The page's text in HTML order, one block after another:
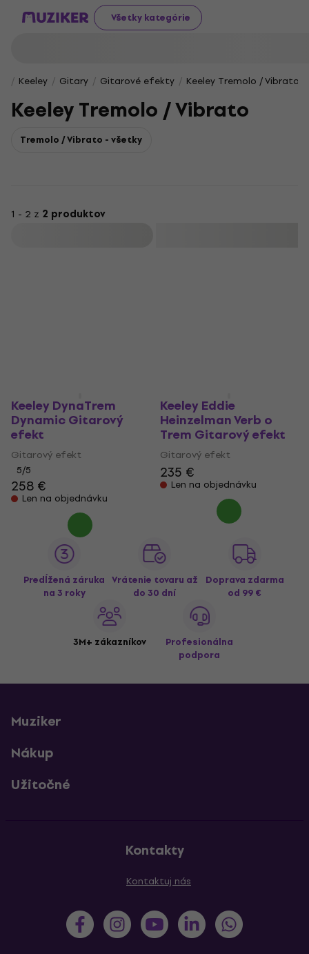
Všetky kategórie
Keeley Gitary Gitarové efekty Keeley Tremolo / Vibrato
Keeley Tremolo / Vibrato
Tremolo / Vibrato - všetky
1 - 2 z 2 produktov
Keeley DynaTrem
Dynamic Gitarový
efekt
Gitarový efekt
5/5
258 €
Len na objednávku
Keeley Eddie
Heinzelman Verb o
Trem Gitarový efekt
Gitarový efekt
235 €
Len na objednávku
Predĺžená záruka
na 3 roky
Vrátenie tovaru až
do 30 dní
Doprava zdarma
od 99 €
3M+ zákazníkov
Profesionálna
podpora
Muziker
Nákup
Užitočné
Kontakty
Kontaktuj nás